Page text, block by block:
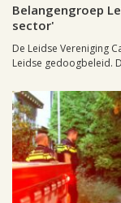
Belangengroep
sector'
De Leidse Vereniging
Leidse gedoogbeleid.